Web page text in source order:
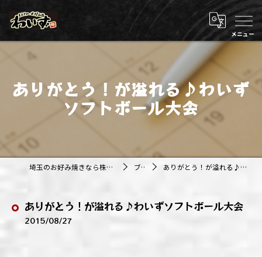
ありがとう！が溢れる♪わいず
ソフトボール大会
埼玉のお好み焼きなら株式会社アジルカンパニー ブログ ありがとう！が溢れる♪わいずソフトボール大会
ありがとう！が溢れる♪わいずソフトボール大会
2015/08/27